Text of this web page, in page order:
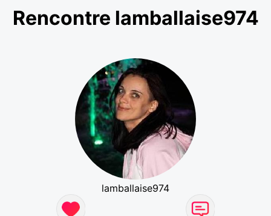
Rencontre lamballaise974
lamballaise974